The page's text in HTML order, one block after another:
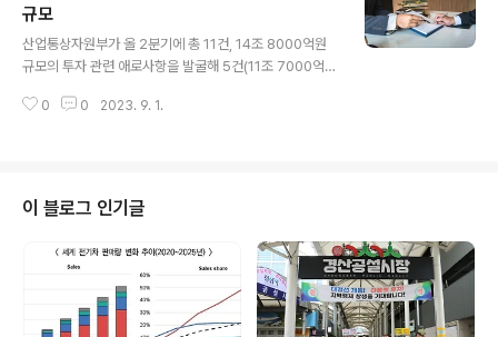
89.0%로 대부분이었습니다. 국표원과 소비자원은 예초기 사용 시 반드시 안면
보호구, 무릎보호대, 작업화를 착용하고, 주변 이물질이 튀어오르는 것을 방지
하기 위해 보호덮개를 장착..
규모
산업통상자원부가 올 2분기에 총 11건, 14조 8000억원
규모의 투자 관련 애로사항을 발굴해 5건(11조 7000억원
정했다고 밝혔습니다. 발굴한 애로사항을 분야별로 보면
전담반’ 등을 통해 불합리한 핵심 규제를 개선하기 위해 노
력하고 있습니다. 산업부 또한 대한상의에 구축한 ‘규제‧투
자애로접수센터’를 비롯, 20여개 업종별 협회‧단체를 통해
투자 프로젝트 애로 해소를 지원해 오고 있습니다. 원문출
처: 산업통상자원부 경제뉴스
0 0 2023. 9. 1.
이 블로그 인기글